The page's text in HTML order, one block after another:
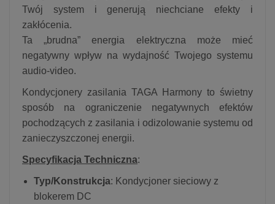
Twój system i generują niechciane efekty i
zakłócenia.
Ta „brudna” energia elektryczna może mieć
negatywny wpływ na wydajność Twojego systemu
audio-video.
Kondycjonery zasilania TAGA Harmony to świetny
sposób na ograniczenie negatywnych efektów
pochodzących z zasilania i odizolowanie systemu od
zanieczyszczonej energii.
Specyfikacja Techniczna:
Typ/Konstrukcja: Kondycjoner sieciowy z
blokerem DC